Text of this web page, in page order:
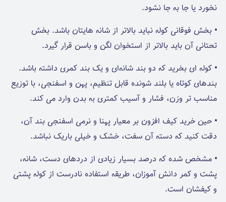
نخورد یا جا به جا نشود.
• بخش فوقانی کوله نباید بالاتر از شانه هایتان باشد. بخش
تحتانی آن باید بالاتر از استخوان لگن و باسن قرار گیرد.
• کوله ای بخرید که دو بند شانه‌ای و یک بند کمری داشته باشد.
بندهای کوتاه یا بلند شونده‌ قابل تنظیم، پهن و اسفنجی، با توزیع
مناسب تر وزن، فشار و آسیب کمتری به بدن وارد می کند.
• حین خرید کیف افزون بر معیار پهنا و نرمی اسفنجی بند آن،
دقت کنید که دسته‌ آن سفت، خشک و خیلی باریک نباشد.
• مشخص شده که درصد بسیار زیادی از دردهای دست، شانه،
پشت و کمر دانش آموزان، طریقه‌ استفاده‌ نادرست از کوله پشتی
و کیفشان است.